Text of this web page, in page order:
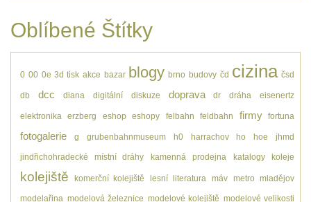
Oblíbené Štítky
0 00 0e 3d tisk akce bazar blogy brno budovy čd cizina čsd
db dcc diana digitální diskuze doprava dr dráha eisenertz
elektronika erzberg eshop eshopy felbahn feldbahn firmy fortuna
fotogalerie g grubenbahnmuseum h0 harrachov ho hoe jhmd
jindřichohradecké místní dráhy kamenná prodejna katalogy koleje
kolejiště komerční kolejiště lesní literatura máv metro mladějov
modelařina modelová železnice modelové kolejiště modelové velikosti